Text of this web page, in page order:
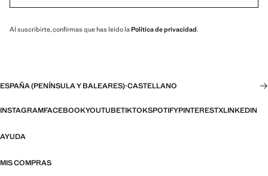
Al suscribirte, confirmas que has leído la Política de privacidad.
ESPAÑA (PENÍNSULA Y BALEARES)·CASTELLANO
INSTAGRAMFACEBOOKYOUTUBETIKTOKSPOTIFYPINTERESTXLINKEDIN
AYUDA
MIS COMPRAS